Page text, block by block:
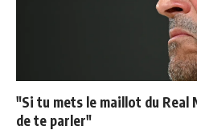
"Si tu mets le maillot du
de te parler"